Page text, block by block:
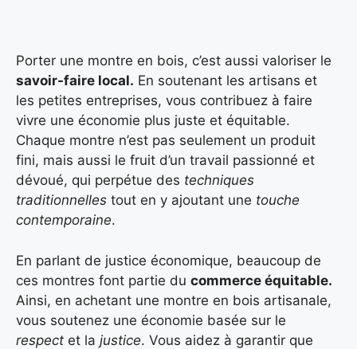
Porter une montre en bois, c’est aussi valoriser le
savoir-faire local. En soutenant les artisans et
les petites entreprises, vous contribuez à faire
vivre une économie plus juste et équitable.
Chaque montre n’est pas seulement un produit
fini, mais aussi le fruit d’un travail passionné et
dévoué, qui perpétue des techniques
traditionnelles tout en y ajoutant une touche
contemporaine.
En parlant de justice économique, beaucoup de
ces montres font partie du commerce équitable.
Ainsi, en achetant une montre en bois artisanale,
vous soutenez une économie basée sur le
respect et la justice. Vous aidez à garantir que